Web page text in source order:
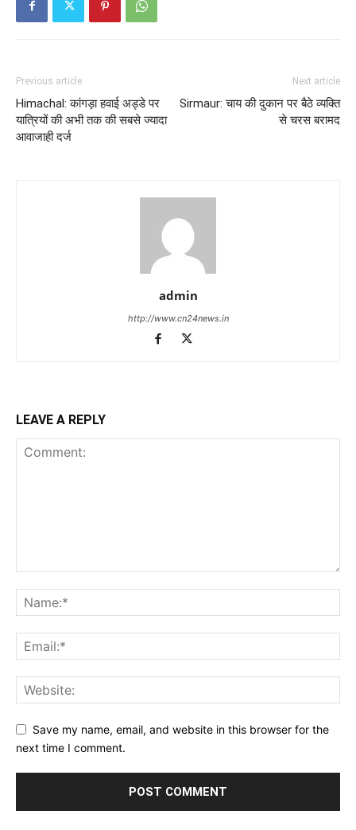
Previous article
Himachal: कांगड़ा हवाई अड्डे पर
यात्रियों की अभी तक की सबसे ज्यादा
आवाजाही दर्ज
Next article
Sirmaur: चाय की दुकान पर बैठे व्यक्ति
से चरस बरामद
admin
http://www.cn24news.in
LEAVE A REPLY
Save my name, email, and website in this browser for the
next time I comment.